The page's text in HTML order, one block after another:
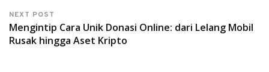
NEXT POST
Mengintip Cara Unik Donasi Online: dari Lelang Mobil
Rusak hingga Aset Kripto